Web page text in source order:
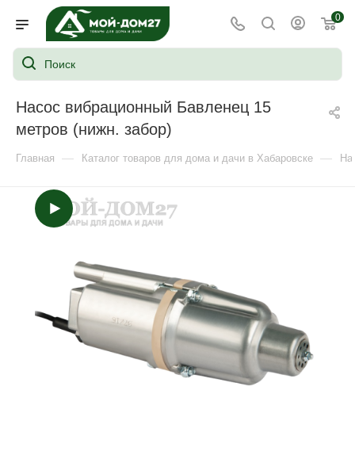
0
Насос вибрационный Бавленец 15
метров (нижн. забор)
Главная — Каталог товаров для дома и дачи в Хабаровске —